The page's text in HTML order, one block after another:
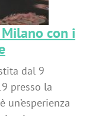
con i
dal 9
presso la
un’esperienza